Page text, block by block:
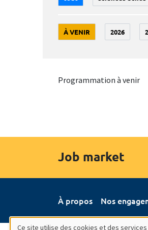
À VENIR 2026
Programmation à venir
Job market
À propos Nos
Ce site utilise des cookies et des